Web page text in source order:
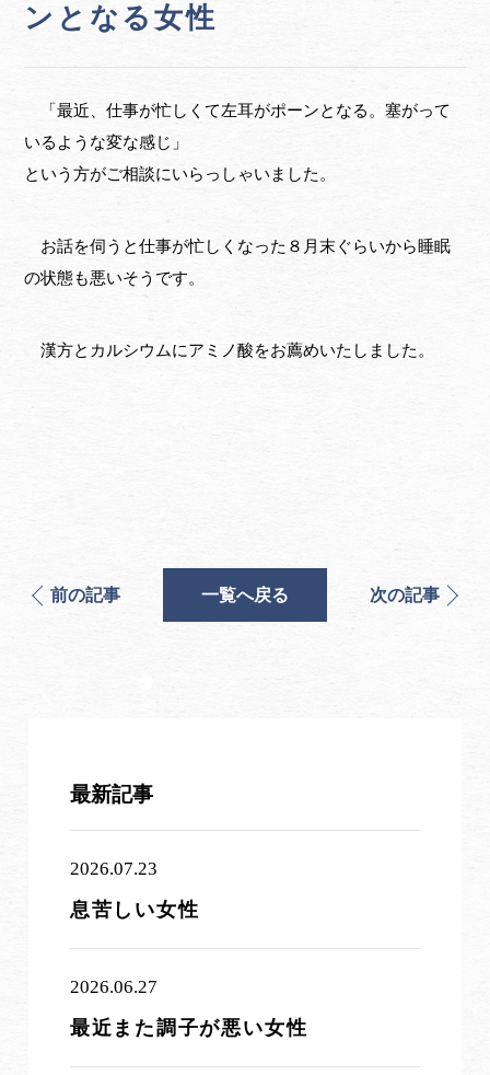
ンとなる女性
「最近、仕事が忙しくて左耳がポーンとなる。塞がって
いるような変な感じ」
という方がご相談にいらっしゃいました。
お話を伺うと仕事が忙しくなった８月末ぐらいから睡眠
の状態も悪いそうです。
漢方とカルシウムにアミノ酸をお薦めいたしました。
前の記事 一覧へ戻る 次の記事
最新記事
2026.07.23
息苦しい女性
2026.06.27
最近また調子が悪い女性